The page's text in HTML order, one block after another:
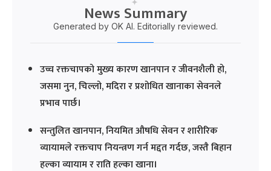
News Summary
Generated by OK AI. Editorially reviewed.
उच्च रक्तचापको मुख्य कारण खानपान र जीवनशैली हो,
जसमा नुन, चिल्लो, मदिरा र प्रशोधित खानाका सेवनले
प्रभाव पार्छ।
सन्तुलित खानपान, नियमित औषधि सेवन र शारीरिक
व्यायामले रक्तचाप नियन्त्रण गर्न मद्दत गर्दछ, जस्तै बिहान
हल्का व्यायाम र राति हल्का खाना।